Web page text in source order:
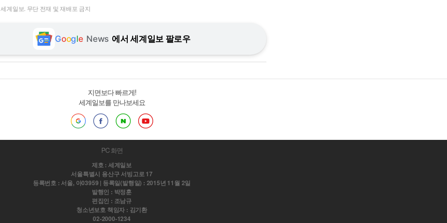
계일보. 무단 전재 및 재배포 금지
Google News 에서 세계일보 팔로우
지면보다 빠르게!
세계일보를 만나보세요
PC 화면
제호 : 세계일보
서울특별시 용산구 서빙고로 17
등록번호 : 서울, 아03959 | 등록일(발행일) : 2015년 11월 2일
발행인 : 박정훈
편집인 : 조남규
청소년보호 책임자 : 김기환
02-2000-1234